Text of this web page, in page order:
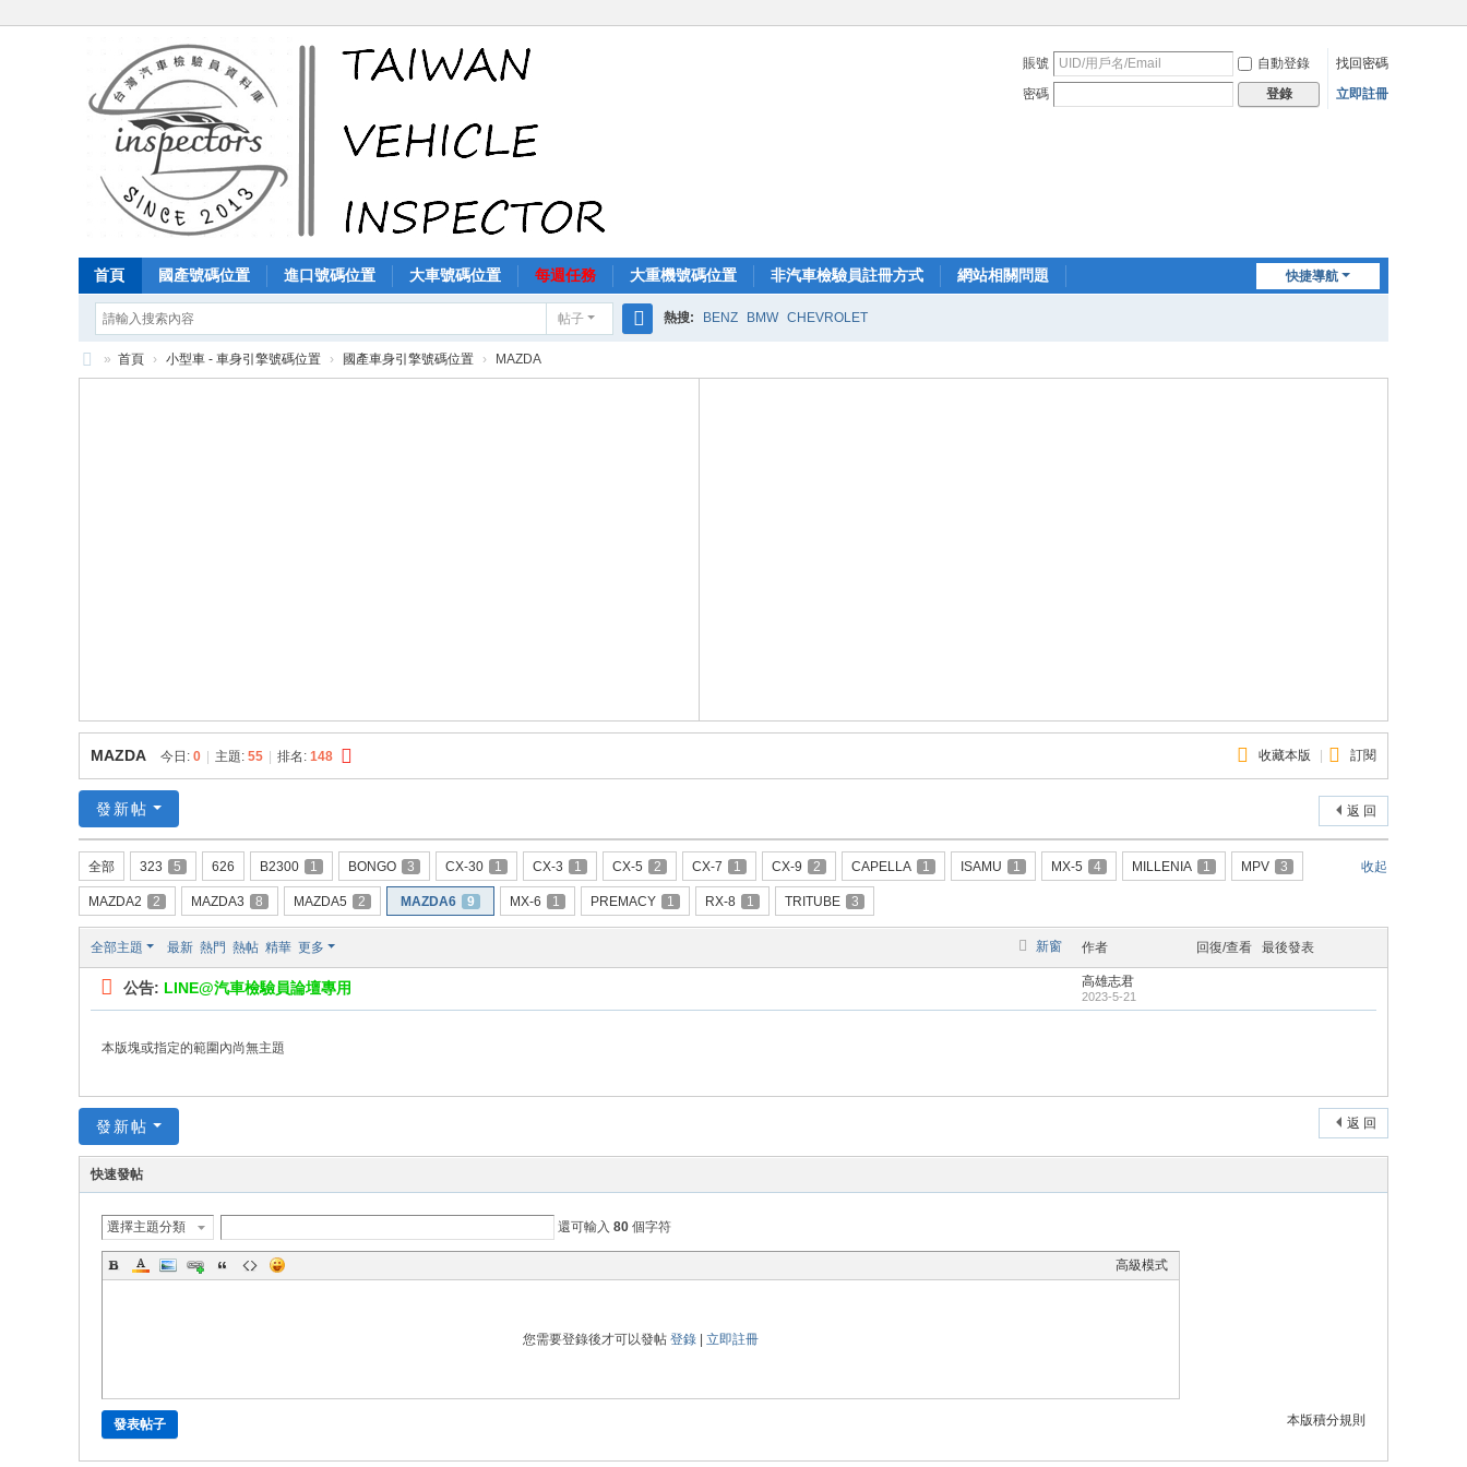
賬號 自動登錄
找回密碼
密碼
登錄 立即註冊
快捷導航
首頁 國產號碼位置 進口號碼位置 大車號碼位置 每週任務 大重機號碼位置 非汽車檢驗員註冊方式 網站相關問題
帖子
索
熱搜: BENZ BMW CHEVROLET
» 首頁 › 小型車 - 車身引擎號碼位置 › 國產車身引擎號碼位置 › MAZDA
收藏本版 訂閱
MAZDA 今日: 0 主題: 55 排名: 148
返 回
發新帖
收起
全部 323 5 626 B2300 1 BONGO 3 CX-30 1 CX-3 1 CX-5 2 CX-7 1 CX-9 2 CAPELLA 1 ISAMU 1 MX-5 4 MILLENIA 1 MPV 3
MAZDA2 2 MAZDA3 8 MAZDA5 2 MAZDA6 9 MX-6 1 PREMACY 1 RX-8 1 TRITUBE 3
新窗
全部主題 最新 熱門 熱帖 精華 更多 作者 回復/查看 最後發表
公告: LINE@汽車檢驗員論壇專用 高雄志君
2023-5-21
本版塊或指定的範圍內尚無主題
返 回
發新帖
快速發帖
選擇主題分類 還可輸入 80 個字符
高級模式
您需要登錄後才可以發帖 登錄 立即註冊
本版積分規則
發表帖子